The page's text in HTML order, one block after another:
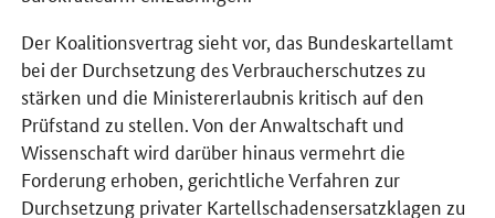
Der Koalitionsvertrag sieht vor, das Bundeskartellamt
bei der Durchsetzung des Verbraucherschutzes zu
stärken und die Ministererlaubnis kritisch auf den
Prüfstand zu stellen. Von der Anwaltschaft und
Wissenschaft wird darüber hinaus vermehrt die
Forderung erhoben, gerichtliche Verfahren zur
Durchsetzung privater Kartellschadensersatzklagen zu